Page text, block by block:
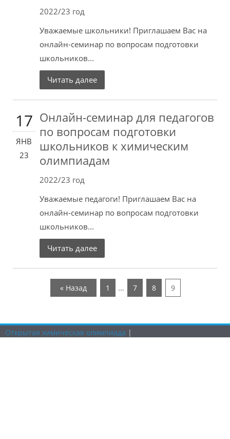
2022/23 год
Уважаемые школьники! Приглашаем Вас на
онлайн-семинар по вопросам подготовки
школьников...
Читать далее
17
ЯНВ
23
Онлайн-семинар для педагогов
по вопросам подготовки
школьников к химическим
олимпиадам
2022/23 год
Уважаемые педагоги! Приглашаем Вас на
онлайн-семинар по вопросам подготовки
школьников...
Читать далее
« Назад 1 … 7 8 9
Открытая химическая олимпиада |